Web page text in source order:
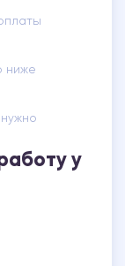
ниже
у